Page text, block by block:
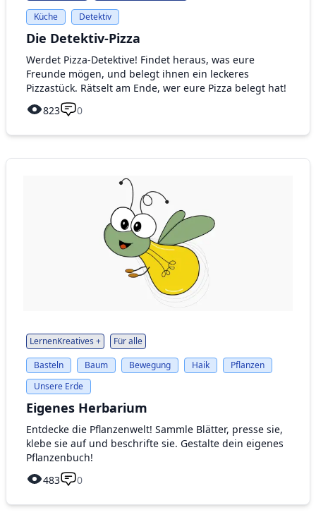
Küche
Detektiv
Die Detektiv-Pizza
Werdet Pizza-Detektive! Findet heraus, was eure
Freunde mögen, und belegt ihnen ein leckeres
Pizzastück. Rätselt am Ende, wer eure Pizza belegt hat!
823
0
LernenKreatives +
Für alle
Basteln
Baum Bewegung Haik
Pflanzen
Unsere Erde
Eigenes Herbarium
Entdecke die Pflanzenwelt! Sammle Blätter, presse sie,
klebe sie auf und beschrifte sie. Gestalte dein eigenes
Pflanzenbuch!
483
0